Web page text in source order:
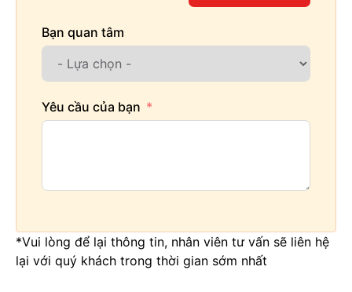
Bạn quan tâm
Yêu cầu của bạn
*Vui lòng để lại thông tin, nhân viên tư vấn sẽ liên hệ
lại với quý khách trong thời gian sớm nhất